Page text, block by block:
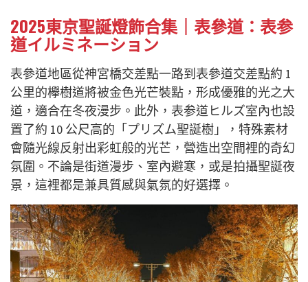
2025東京聖誕燈飾合集｜表參道：表参
道イルミネーション
表參道地區從神宮橋交差點一路到表參道交差點約 1
公里的欅樹道將被金色光芒裝點，形成優雅的光之大
道，適合在冬夜漫步。此外，表参道ヒルズ室內也設
置了約 10 公尺高的「プリズム聖誕樹」，特殊素材
會隨光線反射出彩虹般的光芒，營造出空間裡的奇幻
氛圍。不論是街道漫步、室內避寒，或是拍攝聖誕夜
景，這裡都是兼具質感與氣氛的好選擇。